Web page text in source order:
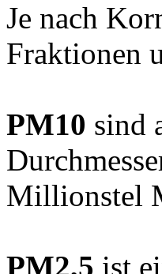
Je nach
Fraktionen
PM10 sind
Millionstel
PM2,5 ist